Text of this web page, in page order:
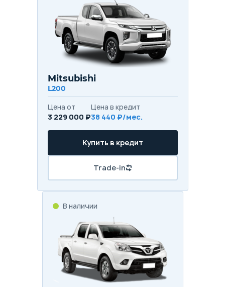
Mitsubishi
L200
Цена от
3 229 000 ₽
Цена в кредит
38 440 ₽/мес.
Купить в кредит
Trade-in
В наличии